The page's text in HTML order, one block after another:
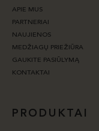
APIE MUS
PARTNERIAI
NAUJIENOS
MEDŽIAGŲ PRIEŽIŪRA
GAUKITE PASIŪLYMĄ
KONTAKTAI
PRODUKTAI